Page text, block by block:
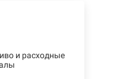
и расходные